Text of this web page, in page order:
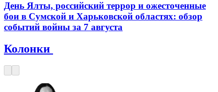
День Ялты, российский террор и ожесточенные
бои в Сумской и Харьковской областях: обзор
событий войны за 7 августа
Колонки